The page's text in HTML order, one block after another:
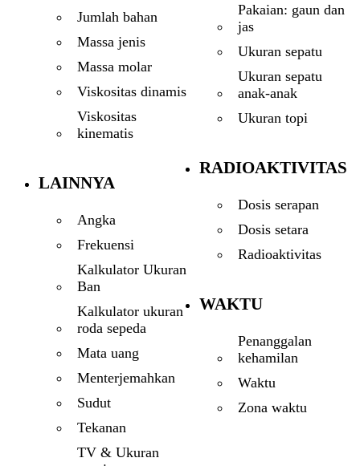
Jumlah bahan
Massa jenis
Massa molar
Viskositas dinamis
Viskositas
kinematis
LAINNYA
Angka
Frekuensi
Kalkulator Ukuran
Ban
Kalkulator ukuran
roda sepeda
Mata uang
Menterjemahkan
Sudut
Tekanan
TV & Ukuran
Pakaian: gaun dan
jas
Ukuran sepatu
Ukuran sepatu
anak-anak
Ukuran topi
RADIOAKTIVITAS
Dosis serapan
Dosis setara
Radioaktivitas
WAKTU
Penanggalan
kehamilan
Waktu
Zona waktu